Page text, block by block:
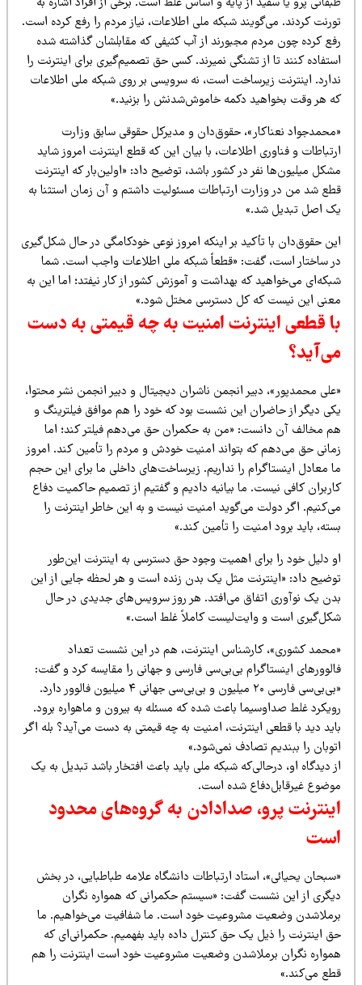
کردند. می‌گویند شبکه ملی اطلاعات، نیاز مردم را رفع کرده است.
کرده چون مردم مجبورند از آب کثیفی که مقابلشان گذاشته شده
کنند تا از تشنگی نمیرند. کسی حق تصمیم‌گیری برای اینترنت را
اینترنت زیرساخت است، نه سرویسی بر روی شبکه ملی اطلاعات
هر وقت بخواهید دکمه خاموش‌شدنش را بزنید.»
نعناکار»، حقوق‌دان و مدیرکل حقوقی سابق وزارت
و فناوری اطلاعات، با بیان این که قطع اینترنت امروز شاید
میلیون‌ها نفر در کشور باشد، توضیح داد: «اولین‌بار که اینترنت
شد من در وزارت ارتباطات مسئولیت داشتم و آن زمان استثنا به
اصل تبدیل شد.»
حقوق‌دان با تأکید بر اینکه امروز نوعی خودکامگی در حال شکل‌گیری
ساختار است، گفت: «قطعاً شبکه ملی اطلاعات واجب است. شما
می‌خواهید که بهداشت و آموزش کشور از کار نیفتد؛ اما این به
این نیست که کل دسترسی مختل شود.»
قطعی اینترنت امنیت به چه قیمتی به دست
محمدپور»، دبیر انجمن ناشران دیجیتال و دبیر انجمن نشر محتوا،
دیگر از حاضران این نشست بود که خود را هم موافق فیلترینگ و
مخالف آن دانست: «من به حکمران حق می‌دهم فیلتر کند؛ اما
حق می‌دهم که بتواند امنیت خودش و مردم را تأمین کند. امروز
معادل اینستاگرام را نداریم. زیرساخت‌های داخلی ما برای این حجم
کافی نیست. ما بیانیه دادیم و گفتیم از تصمیم حاکمیت دفاع
اگر دولت می‌گوید امنیت نیست و به این خاطر اینترنت را
باید برود امنیت را تأمین کند.»
دلیل خود را برای اهمیت وجود حق دسترسی به اینترنت این‌طور
داد: «اینترنت مثل یک بدن زنده است و هر لحظه جایی از این
یک نوآوری اتفاق می‌افتد. هر روز سرویس‌های جدیدی در حال
است و وایت‌لیست کاملاً غلط است.»
کشوری»، کارشناس اینترنت، هم در این نشست تعداد
اینستاگرام بی‌بی‌سی فارسی و جهانی را مقایسه کرد و گفت:
«بی‌بی‌سی فارسی ۲۰ میلیون و بی‌بی‌سی جهانی ۴ میلیون فالوور دارد.
غلط صداوسیما باعث شده که مسئله به بیرون و ماهواره برود.
دید با قطعی اینترنت، امنیت به چه قیمتی به دست می‌آید؟ بله اگر
را ببندیم تصادف نمی‌شود.»
دیدگاه او، درحالی‌که شبکه ملی باید باعث افتخار باشد تبدیل به یک
غیرقابل‌دفاع شده است.
پرو، صدادادن به گروه‌های محدود
یحیائی»، استاد ارتباطات دانشگاه علامه طباطبایی، در بخش
از این نشست گفت: «سیستم حکمرانی که همواره نگران
وضعیت مشروعیت خود است. ما شفافیت می‌خواهیم. ما
اینترنت را ذیل یک حق کنترل داده باید بفهمیم. حکمرانی‌ای که
نگران برملاشدن وضعیت مشروعیت خود است اینترنت را هم
می‌کند.»